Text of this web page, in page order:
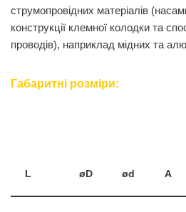
струмопровідних матеріалів
конструкції клемної колодки та
проводів), наприклад мідних та
Габаритні розміри:
L øD ød A